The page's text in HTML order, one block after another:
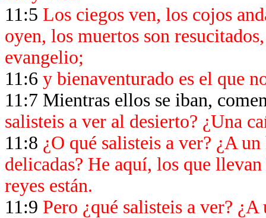
11:5 Los ciegos ven, los cojos
oyen, los muertos son
evangelio;
11:6 y bienaventurado es el que
11:7 Mientras ellos se iban,
salisteis a ver al desierto? ¿Una
11:8 ¿O qué salisteis a ver? ¿A
delicadas? He aquí, los que
reyes están.
11:9 Pero ¿qué salisteis a ver?